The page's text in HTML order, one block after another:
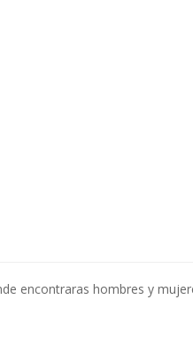
encontraras hombres y